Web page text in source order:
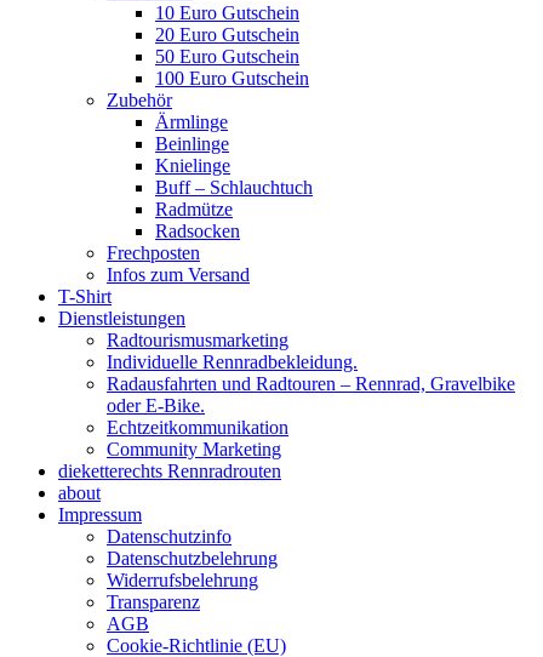
10 Euro Gutschein
20 Euro Gutschein
50 Euro Gutschein
100 Euro Gutschein
Zubehör
Ärmlinge
Beinlinge
Knielinge
Buff – Schlauchtuch
Radmütze
Radsocken
Frechposten
Infos zum Versand
T-Shirt
Dienstleistungen
Radtourismusmarketing
Individuelle Rennradbekleidung.
Radausfahrten und Radtouren – Rennrad, Gravelbike
oder E-Bike.
Echtzeitkommunikation
Community Marketing
dieketterechts Rennradrouten
about
Impressum
Datenschutzinfo
Datenschutzbelehrung
Widerrufsbelehrung
Transparenz
AGB
Cookie-Richtlinie (EU)